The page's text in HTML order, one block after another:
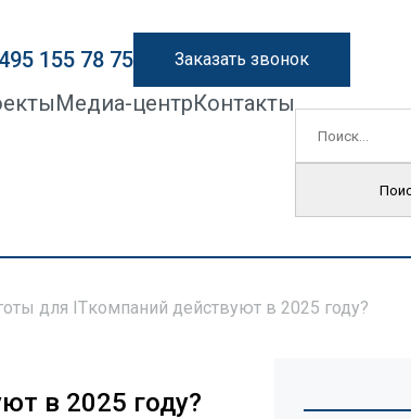
155 78 75 Заказать звонок
Медиа-центрКонтакты
для ITкомпаний действуют в 2025 году?
в 2025 году?